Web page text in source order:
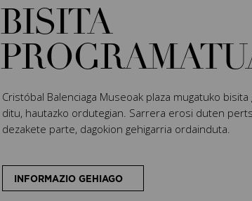
BISITA
Cristóbal Balenciaga Museoak plaza mugatuko
ditu, hautazko ordutegian. Sarrera erosi duten
dezakete parte, dagokion gehigarria ordainduta.
INFORMAZIO GEHIAGO